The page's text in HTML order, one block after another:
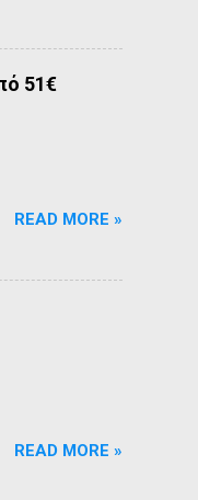
51€
READ MORE »
READ MORE »